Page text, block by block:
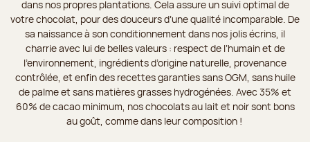
dans nos propres plantations. Cela assure un suivi optimal de
votre chocolat, pour des douceurs d’une qualité incomparable. De
sa naissance à son conditionnement dans nos jolis écrins, il
charrie avec lui de belles valeurs : respect de l’humain et de
l’environnement, ingrédients d’origine naturelle, provenance
contrôlée, et enfin des recettes garanties sans OGM, sans huile
de palme et sans matières grasses hydrogénées. Avec 35% et
60% de cacao minimum, nos chocolats au lait et noir sont bons
au goût, comme dans leur composition !